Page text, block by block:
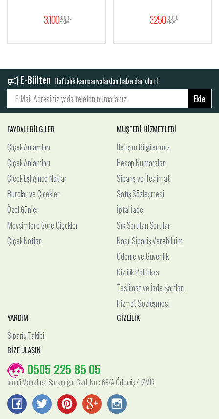
3.100,00 TL
+KDV 3.250,00 TL
+KDV
E-Bülten Haftalık kampanyalardan haberdar olun !
Ekle
FAYDALI BİLGİLER
Çiçek Anlamları
Çiçek Anlamları
Çiçek Eşliğinde Notlar
Burçlar ve Çiçekler
Özel Günler
Mevsimlere Göre Çiçekler
Çiçek Notları
MÜŞTERİ HİZMETLERİ
İletişim Bilgilerimiz
Hesap Numaraları
Sipariş ve Teslimat
Satış Sözleşmesi
İptal İade
Sık Sorulan Sorular
Nasıl Sipariş Verebilirim
Ödeme ve Güvenlik
Gizlilik Politikası
Teslimat ve İade Şartları
Hizmet Sözleşmesi
YARDIM
Sipariş Takibi
GİZLİLİK
BİZE ULAŞIN
0505 225 85 05
İnönü Mahallesi Saraçoğlu Cad. No : 69/A Ödemiş / İZMİR